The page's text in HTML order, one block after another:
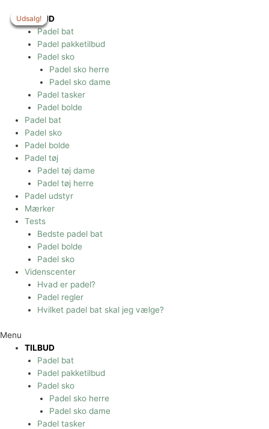
indholdet
TILBUD
Padel bat
Padel pakketilbud
Padel sko
Padel sko herre
Padel sko dame
Padel tasker
Padel bolde
Padel bat
Padel sko
Padel bolde
Padel tøj
Padel tøj dame
Padel tøj herre
Padel udstyr
Mærker
Tests
Bedste padel bat
Padel bolde
Padel sko
Videnscenter
Hvad er padel?
Padel regler
Hvilket padel bat skal jeg vælge?
Menu
TILBUD
Padel bat
Padel pakketilbud
Padel sko
Padel sko herre
Padel sko dame
Padel tasker
Udsalg!
Udsalg!
Udsalg!
Udsalg!
Udsalg!